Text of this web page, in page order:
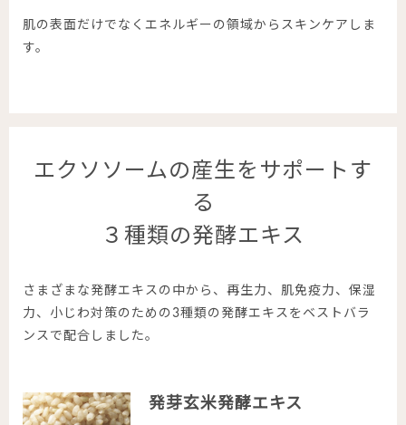
肌の表面だけでなくエネルギーの領域からスキンケアしま
す。
エクソソームの産生をサポートす
る
３種類の発酵エキス
さまざまな発酵エキスの中から、再生力、肌免疫力、保湿
力、小じわ対策のための3種類の発酵エキスをベストバラ
ンスで配合しました。
発芽玄米発酵エキス